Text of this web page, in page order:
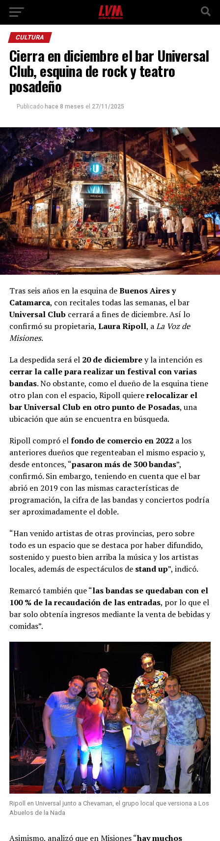
CULTURA
Cierra en diciembre el bar Universal
Club, esquina de rock y teatro
posadeño
Publicado hace 8 meses el 27/11/2025
Tras seis años en la esquina deBuenos Aires y
Catamarca, con recitales todas las semanas, el bar
Universal Club cerrará a fines de diciembre. Así lo
confirmó su propietaria, Laura Ripoll, aLa Voz de
Misiones.
La despedida será el 20 de diciembrey la intención es
cerrar la calle para realizar un festival con varias
bandas. No obstante, como el dueño de la esquina tiene
otro plan con el espacio, Ripoll quiererelocalizar el
bar Universal Club en otro punto de Posadas, una
ubicación que aún se encuentra en búsqueda.
Ripoll compró elfondo de comercio en 2022a los
anteriores dueños que regenteaban el mismo espacio y,
desde entonces, “pasaron más de 300 bandas”,
confirmó. Sin embargo, teniendo en cuenta que el bar
abrió en 2019 con las mismas características de
programación, la cifra de las bandas y conciertos podría
ser aproximadamente el doble.
“Han venido artistas de otras provincias, pero sobre
todo es un espacio que se destaca por haber difundido,
sostenido y puesto bien arriba la música y los artistas
locales, además de espectáculos de stand up”, indicó.
Remarcó también que “las bandas se quedaban con el
100 % de la recaudación de las entradas, por lo que el
bar solo obtenía ingresos mediante la venta de bebidas y
comidas”.
Ripoll en Universal junto a Chevaman, el grupo local que versiona a Los
Abuelos de la Nada
Asimismo, analizó que en Misiones “hay muchos